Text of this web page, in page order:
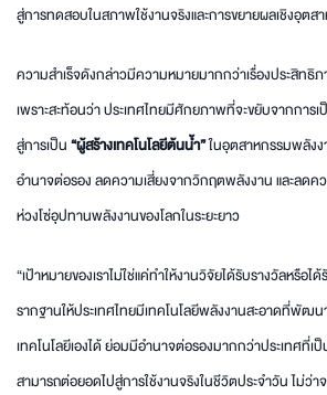
สู่การทดสอบในสภาพใช้งานจริงและการขยายผลเชิงอุตส
ความสำเร็จดังกล่าวมีความหมายมากกว่าเรื่องประสิทธิ
เพราะสะท้อนว่า ประเทศไทยมีศักยภาพที่จะขยับจากการเ
สู่การเป็น“ผู้สร้างเทคโนโลยีต้นน้ำ”ในอุตสาหกรรมพลังง
อำนาจต่อรอง ลดความเสี่ยงจากวิกฤตพลังงาน และลดค
ห่วงโซ่อุปทานพลังงานของโลกในระยะยาว
“เป้าหมายของเราไม่ใช่แค่ทำให้งานวิจัยได้รับรางวัลหรื
รากฐานให้ประเทศไทยมีเทคโนโลยีพลังงานสะอาดที่พัฒนา
เทคโนโลยีเองได้ ย่อมมีอำนาจต่อรองมากกว่าประเทศที่เ
สามารถต่อยอดไปสู่การใช้งานจริงในชีวิตประจำวัน ไม่ว่